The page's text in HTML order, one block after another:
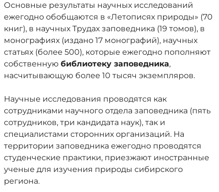
Основные результаты научных исследований
ежегодно обобщаются в «Летописях природы» (70
книг), в научных Трудах заповедника (19 томов), в
монографиях (издано 17 монографий), научных
статьях (более 500), которые ежегодно пополняют
собственную библиотеку заповедника,
насчитывающую более 10 тысяч экземпляров.
Научные исследования проводятся как
сотрудниками научного отдела заповедника (пять
сотрудников, три кандидата наук), так и
специалистами сторонних организаций. На
территории заповедника ежегодно проводятся
студенческие практики, приезжают иностранные
ученые для изучения природы сибирского
региона.